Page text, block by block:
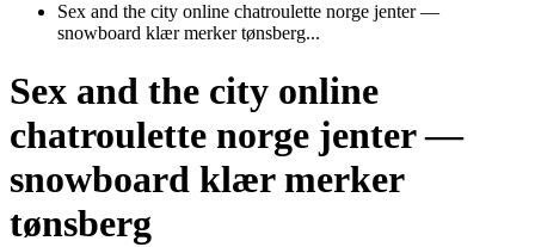
Sex and the city online chatroulette norge jenter —
snowboard klær merker tønsberg...
Sex and the city online
chatroulette norge jenter —
snowboard klær merker
tønsberg